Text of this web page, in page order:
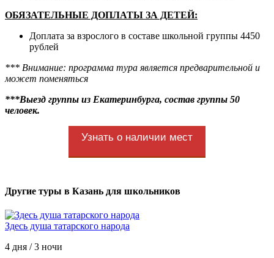
ОБЯЗАТЕЛЬНЫЕ ДОПЛАТЫ ЗА ДЕТЕЙ:
Доплата за взрослого в составе школьной группы 4450
рублей
*** Внимание: программа тура является предварительной и
может поменяться
***Выезд группы из Екатеринбурга, состав группы 50
человек.
Узнать о наличии мест
Другие туры в Казань для школьников
Здесь душа татарского народа
4 дня / 3 ночи